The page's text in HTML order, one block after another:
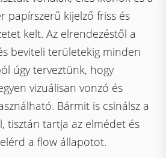
papírszerű kijelző friss és
kelt. Az elrendezéstől a
beviteli területekig minden
úgy terveztünk, hogy
vizuálisan vonzó és
Bármit is csinálsz a
tisztán tartja az elmédet és
a flow állapotot.